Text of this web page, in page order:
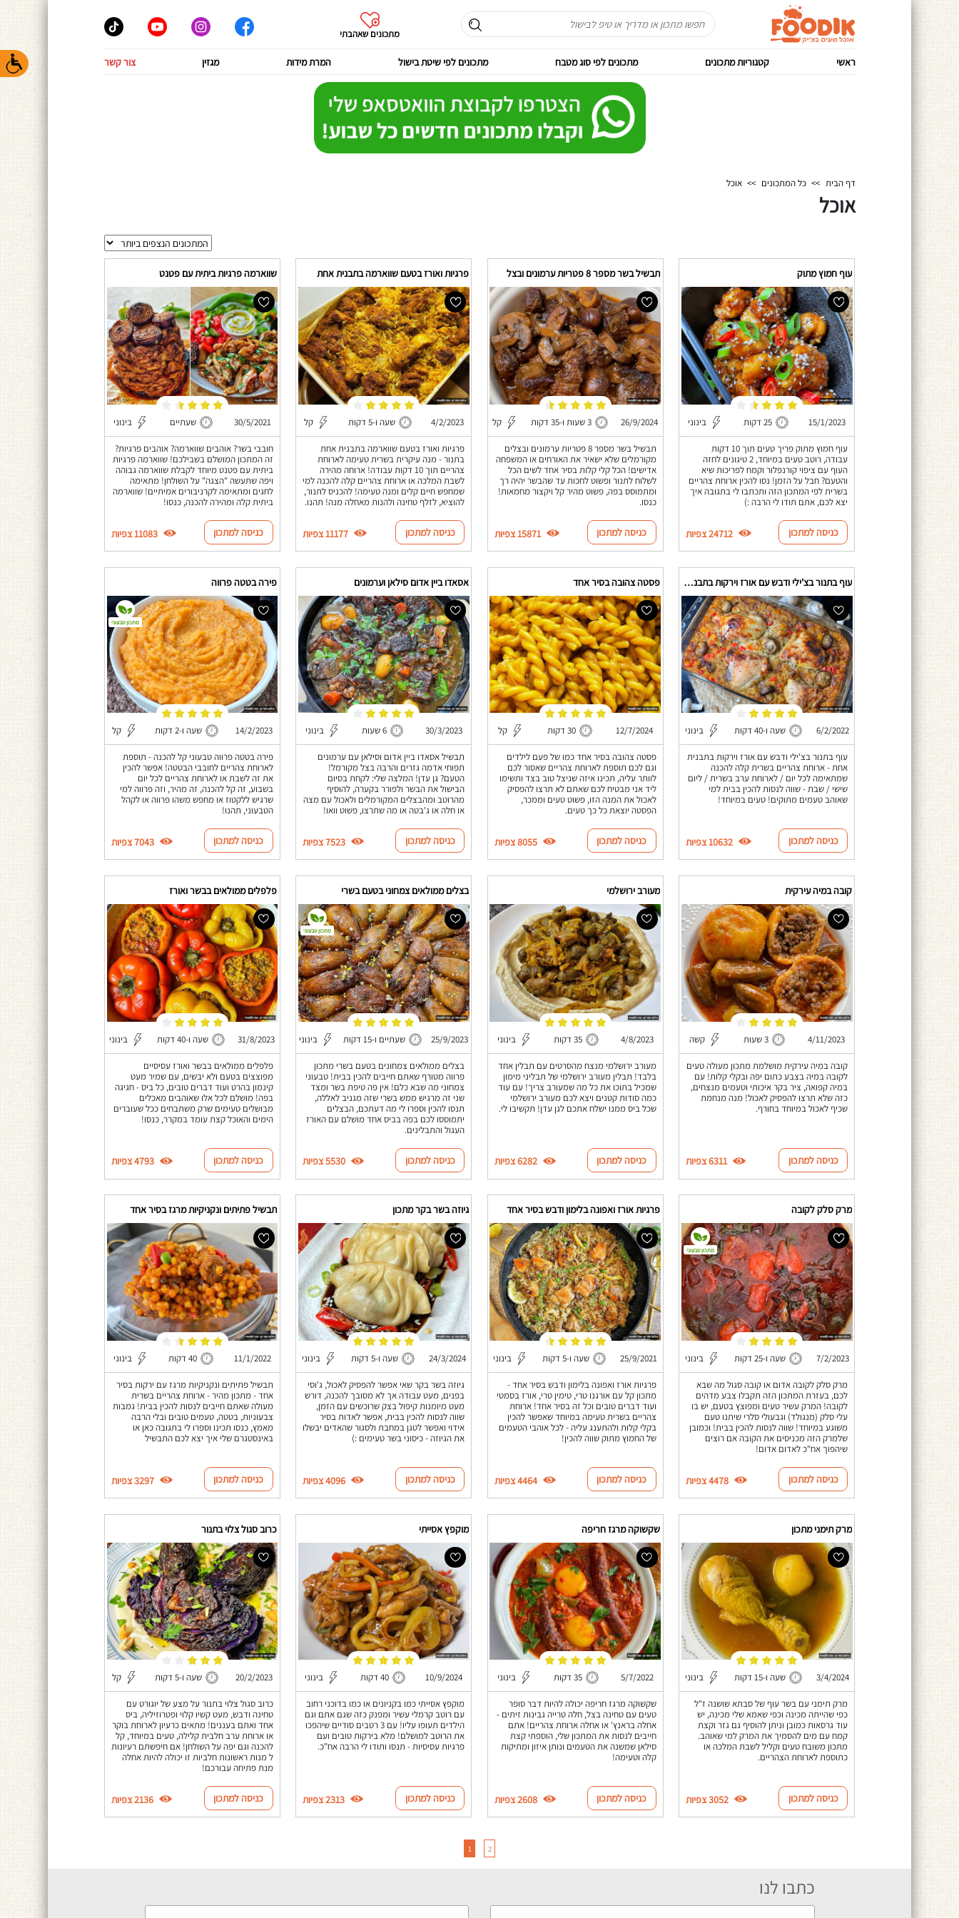
מתכונים שאהבתי
ראשי קטגוריות מתכונים מתכונים לפי סוג מטבח מתכונים לפי שיטת בישול המרת מידות מגזין צור קשר
דף הבית >> כל המתכונים >> אוכל
אוכל
עוף חמוץ מתוק
15/1/2023 25 דקות בינוני
עוף חמוץ מתוק פריך טעים תוך 10 דקות
עבודה, רוטב טעים במיוחד, 2 טיגונים לחזה
העוף עם ציפוי קורנפלור וקמח לפריכות שיא
והטעם? חבל על הזמן! נסו להכין ארוחת צהריים
בשרית לפי המתכון הזה ותכתבו לי בתגובה איך
יצא לכם, אתם תודו לי הרבה :)
כניסה למתכון 24712 צפיות
תבשיל בשר מספר 8 פטריות ערמונים ובצל
26/9/2024 3 שעות ו-35 דקות קל
תבשיל בשר מספר 8 פטריות ערמונים ובצלים
מקורמלים שלא ישאיר את האורחים או המשפחה
אדישים! הכל קלי קלות בסיר אחד לשים הכל
לשלוח לתנור ופשוט לחכות עד שהבשר יהיה רך
ומתמוסס בפה, פשוט מהיר קל ויקצור מחמאות!
כנסו.
כניסה למתכון 15871 צפיות
פרגיות ואורז בטעם שווארמה בתבנית אחת
4/2/2023 שעה ו-5 דקות קל
פרגיות ואורז בטעם שווארמה בתבנית אחת
בתנור - מנה עיקרית בשרית טעימה לארוחת
צהריים תוך 10 דקות עבודה! ארוחה מהירה
לשבת המלכה או ארוחת צהריים קלה להכנה למי
שמחפש חיים קלים ומנה טעימה! להכניס לתנור,
להוציא, לזלף טחינה ולהנות מאחלה מנה! תהנו.
כניסה למתכון 11177 צפיות
שווארמה פרגיות ביתית עם פטנט
30/5/2021 שעתיים בינוני
חובבי בשר? אוהבים שווארמה? אוהבים פרגיות?
זה המתכון המושלם בשבילכם! שווארמה פרגיות
ביתית עם פטנט מיוחד לקבלת שווארמה גבוהה
ויפה שתעשה "הצגה" על השולחן! מתאימה
לחגים ומתאימה לקרניבורים אמיתיים! שווארמה
ביתית קלה ומהירה להכנה, כנסו!
כניסה למתכון 11083 צפיות
עוף בתנור בצ'ילי ודבש עם אורז וירקות בתבנית אחת
6/2/2022 שעה ו-40 דקות בינוני
עוף בתנור בצ'ילי ודבש עם אורז וירקות בתבנית
אחת - ארוחת צהריים בשרית קלה להכנה
שמתאימה לכל יום / לארוחת ערב בשרית / ליום
שישי / שבת - שווה לנסות להכין בבית למי
שאוהב טעמים מתוקים! טעים במיוחד!
כניסה למתכון 10632 צפיות
פסטה צהובה בסיר אחד
12/7/2024 30 דקות קל
פסטה צהובה בסיר אחד כמו של פעם לילדים
וגם לכם תוספת לארוחת צהריים שאסור לכם
לוותר עליה, תכינו איזה שניצל טוב בצד ותשימו
ליד אני מבטיח לכם שאתם לא תרצו להפסיק
לאכול את המנה הזו, פשוט טעים וממכר,
הפסטה יוצאת כל כך טעים.
כניסה למתכון 8055 צפיות
אסאדו ביין אדום סילאן וערמונים
30/3/2023 6 שעות בינוני
תבשיל אסאדו ביין אדום וסילאן עם ערמונים
תפוחי אדמה גזרים והרבה בצל מקורמל!
הטעם? גן עדן! המלצה שלי: לקחת בסיום
הבישול את הבשר ולפורר בקערה, להוסיף
מהרוטב ומהבצלים המקורמלים ולאכול עם מצה
או חלה או ג'בטה או מה שתרצו, פשוט וואו!
כניסה למתכון 7523 צפיות
פירה בטטה פרווה
14/2/2023 שעה ו-2 דקות קל
פירה בטטה פרווה טבעוני קל להכנה - תוספת
לארוחת צהריים לחובבי הבטטה! אפשר להכין
את זה לשבת או לארוחת צהריים לכל יום
בשבוע, זה קל להכנה, זה מהיר, וזה פרווה למי
שרגיש ללקטוז או מחפש משהו פרווה או לקהל
הטבעוני, תהנו!
מתכון טבעוני
כניסה למתכון 7043 צפיות
קובה במיה עירקית
4/11/2023 3 שעות קשה
קובה במיה עירקית מושלמת מתכון מעולה טעים
לקובה במיה בצבע כתום יפה ובקלי קלות! עם
במיה קפואה, ציר בקר איכותי וטעמים מנצחים,
כזה שלא תרצו להפסיק לאכול! מנה מנחמת
שכיף לאכול במיוחד בחורף.
כניסה למתכון 6311 צפיות
מעורב ירושלמי
4/8/2023 35 דקות בינוני
מעורב ירושלמי מנצח מהסרטים עם תבלין אחד
בלבד! תבלין מעורב ירושלמי של תבליני מימון
שמכיל בתוכו את כל מה שמעורב צריך! עם עוד
כמה סודות קטנים ויצא לכם מעורב ירושלמי
שכל ביס ממנו ישלח אתכם לגן עדן! תקשיבו לי.
כניסה למתכון 6282 צפיות
בצלים ממולאים צמחוני בטעם בשרי
25/9/2023 שעתיים ו-15 דקות בינוני
בצלים ממולאים צמחונים בטעם בשרי מתכון
פרווה מטורף שאתם חייבים להכין בבית! טבעוני
צמחוני מה שבא כלם! אין פה טיפת בשר ומצד
שני זה מרגיש ממש בשרי שזה מגניב לאללה,
תנסו להכין וספרו לי מה דעתכם, הבצלים
יתמוססו לכם בפה בביס אחד מושלם עם האורז
העגול והתבלינים.
מתכון טבעוני
כניסה למתכון 5530 צפיות
פלפלים ממולאים בבשר ואורז
31/8/2023 שעה ו-40 דקות בינוני
פלפלים ממולאים בבשר ואורז עסיסיים
מפוצצים בטעם ולא יבשים, עם שמיר מעט
קינמון בהרט ועוד דברים טובים, כל ביס - חגיגה
בפה! מושלם לכל אלו שאוהבים מאכלים
מבושלים טעימים שרק משתבחים ככל שעוברים
הימים והאוכל קצת עומד במקרר, כנסו!
כניסה למתכון 4793 צפיות
מרק סלק לקובה
7/2/2023 שעה ו-25 דקות בינוני
מרק סלק לקובה אדום או קובה סגול מה שבא
לכם, בעזרת המתכון הזה תקבלו צבע מדהים
לקובה! המרק עשיר טעים ומפוצץ בטעם, יש בו
עלי סלק (מנגולד) וגבעולי סלרי שיתנו טעם
משוגע במיוחד! שווה לנסות להכין בבית! וכמובן
שלמרק הזה מכניסים את הקובה אם רוצים
שיהפוך אח"כ לאדום אדום!
מתכון טבעוני
כניסה למתכון 4478 צפיות
פרגיות אורז ואפונה בלימון ודבש בסיר אחד
25/9/2021 שעה ו-5 דקות בינוני
פרגיות אורז ואפונה בלימון ודבש בסיר אחד -
מתכון קל עם אורגנו טרי, טימין טרי, אורז בסמטי
ועוד דברים טובים וכל זה בסיר אחד! ארוחת
צהריים בשרית טעימה במיוחד שאפשר להכין
בקלי קלות ולהתענג עליה - לכל אוהבי הטעמים
של החמוץ מתוק שווה להכין!
כניסה למתכון 4464 צפיות
גיוזה בשר בקר מתכון
24/3/2024 שעה ו-5 דקות בינוני
גיוזה בשר בקר שאי אפשר להפסיק לאכול, ג'וסי
בפנים, מעט עבודה אך לא מסובך להכנה, דורש
מעט מיומנות קיפול בצק שרוכשים עם הזמן,
שווה לנסות להכין בבית, אפשר לאדות בסיר
אידוי ואפשר לטגן במחבת ולסגור שהאדים יבשלו
את הגיוזה - כיסוני בשר טעימים :)
כניסה למתכון 4096 צפיות
תבשיל פתיתים ונקניקיות מרגז בסיר אחד
11/1/2022 40 דקות בינוני
תבשיל פתיתים ונקניקיות מרגז עם ירקות בסיר
אחד - מתכון מהיר - ארוחת צהריים בשרית
מעולה שאתם חייבים לנסות להכין בבית! גמבות
צבעוניות, בטטה, טעמים טובים ובלי הרבה
מאמץ, כנסו תכינו וספרו לי בתגובה כאן או
באינסטגרם שלי איך יצא לכם התבשיל
כניסה למתכון 3297 צפיות
מרק תימני מתכון
3/4/2024 שעה ו-15 דקות בינוני
מרק תימני עם בשר עוף של סבתא שושנה ז"ל
כפי שהייתה מכינה וכפי שאמא שלי מכינה, יש
עוד גרסאות כמובן וניתן להוסיף גם גזר וקצת
קמח עם מים להסמיך את המרק למי שאוהב.
מתכון משובח טעים וקליל לשבת המלכה או
כתוספת לארוחת הצהריים.
כניסה למתכון 3052 צפיות
שקשוקה מרגז חריפה
5/7/2022 35 דקות בינוני
שקשוקה מרגז חריפה יכולה להיות דבר סופר
טעים עם טחינה בצל, חלה טרייה גבינות זיתים -
אחלה בראנץ' או אחלה ארוחת צהריים! אתם
חייבים לנסות את המתכון שלי, הוספתי קצת
סילאן שמשנה את הטעמים ונותן איזון ומתיקות
קלה וטעימה!
כניסה למתכון 2608 צפיות
מוקפץ אסייתי
10/9/2024 40 דקות בינוני
מוקפץ אסייתי כמו בקניונים או כמו בדוכני רחוב
עם רוטב קרמלי עשיר ומפנק כזה שגם אתם וגם
הילדים תעופו עליו! עם 3 רטבים סודיים שיהפכו
את הרוטב למושלם! מלא בירקות טובים ועם
פרגיות עסיסיות - תנסו ותודו לי הרבה אח"כ.
כניסה למתכון 2313 צפיות
כרוב סגול צלוי בתנור
20/2/2023 שעה ו-5 דקות קל
כרוב סגול צלוי בתנור על מצע של יוגורט עם
טחינה ודבש, מעט קשיו קלוי ופטרוזיליה, ביס
אחד ואתם בעננים! מתאים כרעיון לארוחת בוקר
או ארוחת ערב חלבית קלילה, טעים במיוחד, קל
להכנה וגם יפה על השולחן! אם חיפשתם רעיונות
ל מנות ראשונות חלביות זו יכולה להיות אחלה
מנת פתיחה עבורכם!
כניסה למתכון 2136 צפיות
1 2
כתבו לנו